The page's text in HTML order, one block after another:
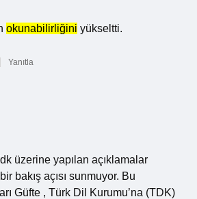
okunabilirliğini yükseltti.
Yanıtla
üzerine yapılan açıklamalar
bakış açısı sunmuyor. Bu
Güfte , Türk Dil Kurumu’na (TDK)